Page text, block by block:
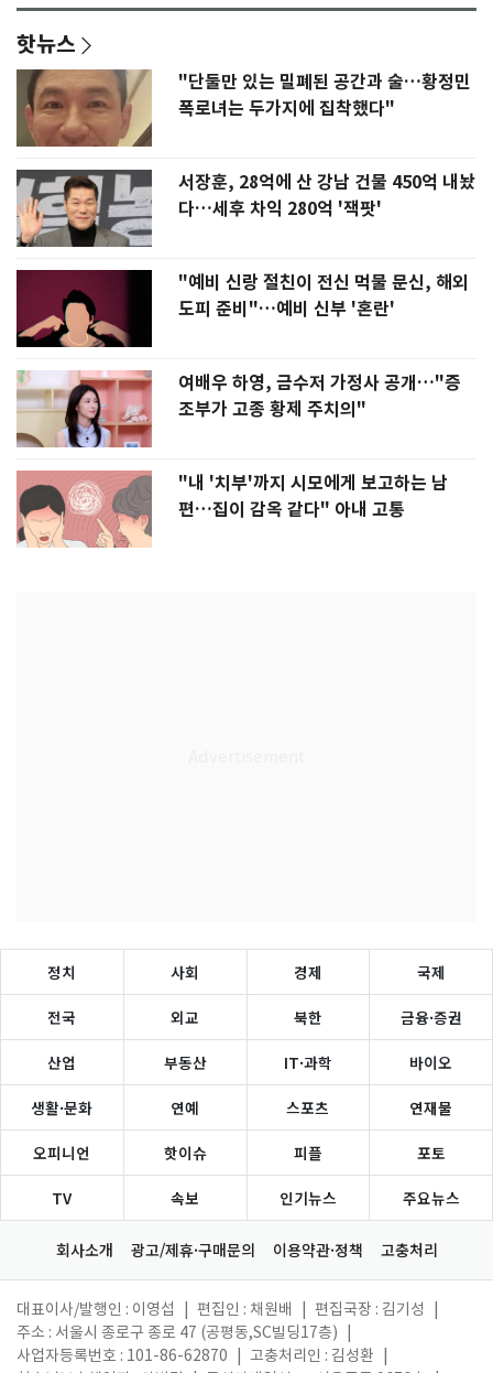
핫뉴스
"단둘만 있는 밀폐된 공간과 술…황정민
폭로녀는 두가지에 집착했다"
서장훈, 28억에 산 강남 건물 450억 내놨
다…세후 차익 280억 '잭팟'
"예비 신랑 절친이 전신 먹물 문신, 해외
도피 준비"…예비 신부 '혼란'
여배우 하영, 금수저 가정사 공개…"증
조부가 고종 황제 주치의"
"내 '치부'까지 시모에게 보고하는 남
편…집이 감옥 같다" 아내 고통
정치 사회 경제 국제
전국 외교 북한 금융·증권
산업 부동산 IT·과학 바이오
생활·문화 연예 스포츠 연재물
오피니언 핫이슈 피플 포토
TV 속보 인기뉴스 주요뉴스
회사소개 광고/제휴·구매문의 이용약관·정책 고충처리
대표이사/발행인 : 이영섭 편집인 : 채원배 편집국장 : 김기성
주소 : 서울시 종로구 종로 47 (공평동,SC빌딩17층)
사업자등록번호 : 101-86-62870
고충처리인 : 김성환